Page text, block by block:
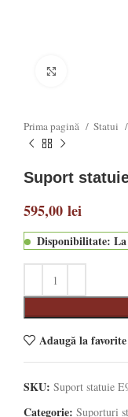
Prima pagină Statui
Suport
595,00 lei
Disponibilitate: La
Adaugă la favorite
SKU: Suport statuie
Categorie: Suporturi